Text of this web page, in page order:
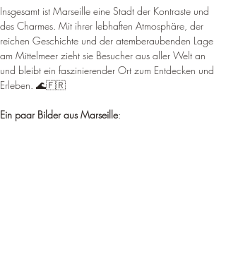
Insgesamt ist Marseille eine Stadt der Kontraste und
des Charmes. Mit ihrer lebhaften Atmosphäre, der
reichen Geschichte und der atemberaubenden Lage
am Mittelmeer zieht sie Besucher aus aller Welt an
und bleibt ein faszinierender Ort zum Entdecken und
Erleben. 🌊🇫🇷
Ein paar Bilder aus Marseille: